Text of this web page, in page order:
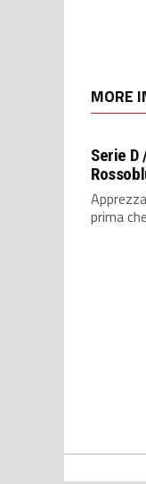
MORE
Serie D
prima